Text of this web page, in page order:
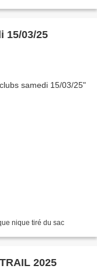
15/03/25
nique tiré du sac
2025